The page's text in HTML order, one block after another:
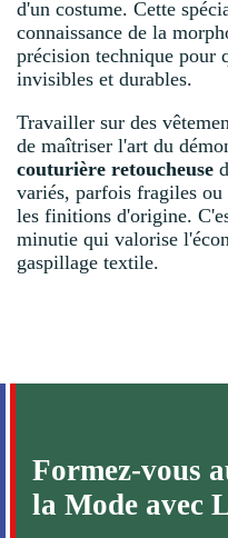
d'un costume. Cette
connaissance de la
précision technique pour
invisibles et durables.
Travailler sur des
de maîtriser l'art du
couturière retoucheuse
variés, parfois fragiles ou
les finitions d'origine.
minutie qui valorise
gaspillage textile.
Formez-vous
la Mode avec